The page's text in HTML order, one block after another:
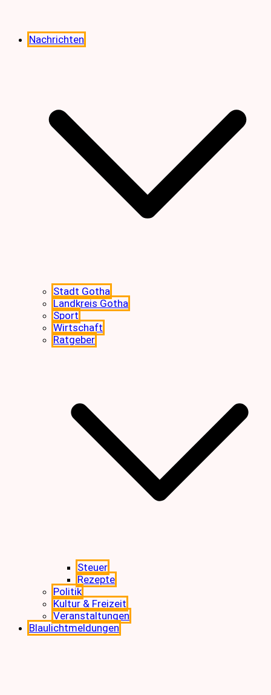
Nachrichten
Stadt Gotha
Landkreis Gotha
Sport
Wirtschaft
Ratgeber
Steuer
Rezepte
Politik
Kultur & Freizeit
Veranstaltungen
Blaulichtmeldungen